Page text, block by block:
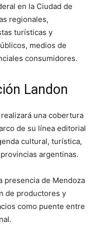
en la Ciudad de
regionales,
turísticas y
medios de
consumidores.
Landon
realizará una cobertura
de su línea editorial
cultural, turística,
argentinas.
presencia de Mendoza
de productores y
como puente entre